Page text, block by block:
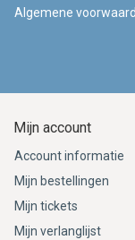
Algemene
Mijn account
Account informatie
Mijn bestellingen
Mijn tickets
Mijn verlanglijst